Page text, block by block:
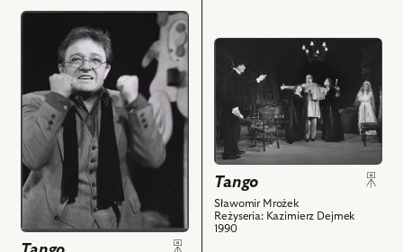
Eleonora,
Jan
Matyjaszkiewicz
Stomil,
Zdzisław
Mrożewski
-
Eugeniusz,
Damian
przejdź
obiektu
Tango,
Na
zdjęciu:
Damian
Damięcki
–
Artur
i
przejdź
do
obiektu
Tango,
Na
zdjęciu:
Zdzisław
Mrożewski
–
Eugeniusz,
Tango
Sławomir Mrożek
Reżyseria: Kazimierz Dejmek
1990